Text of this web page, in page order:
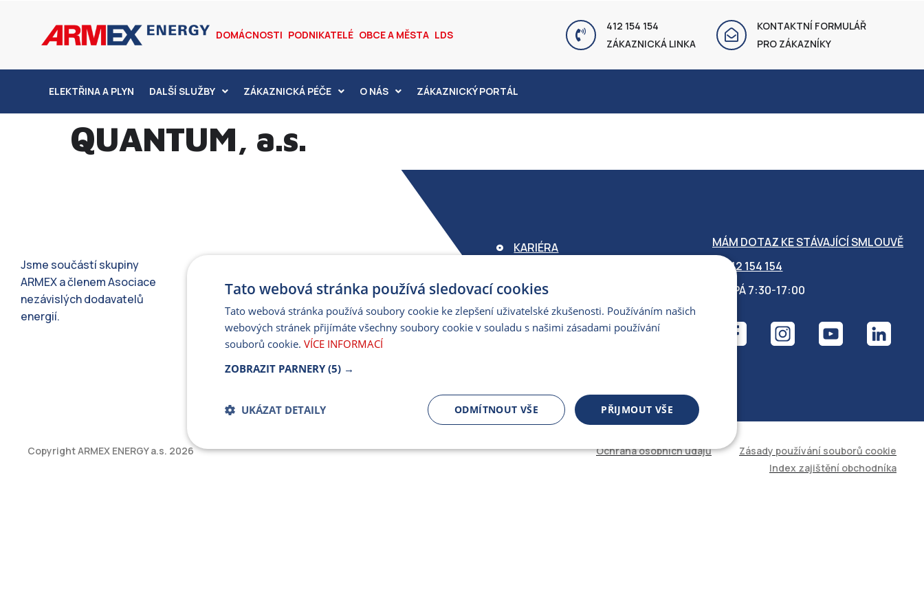
DOMÁCNOSTI PODNIKATELÉ OBCE A MĚSTA LDS
412 154 154
ZÁKAZNICKÁ LINKA
KONTAKTNÍ FORMULÁŘ
PRO ZÁKAZNÍKY
ELEKTŘINA A PLYN DALŠÍ SLUŽBY ZÁKAZNICKÁ PÉČE O NÁS ZÁKAZNICKÝ PORTÁL
QUANTUM, a.s.
Jsme součástí skupiny
ARMEX a členem Asociace
nezávislých dodavatelů
energií.
KARIÉRA
ZÁRUKA ELEKTROMOBILITY
PARTNERSKÝ PORTÁL
MÁM DOTAZ KE STÁVAJÍCÍ SMLOUVĚ
412 154 154
PO-PÁ 7:30-17:00
Copyright ARMEX ENERGY a.s. 2026 Ochrana osobních údajů
Zásady používání souborů cookie
Index zajištění obchodníka
Tato webová stránka používá sledovací cookies
Tato webová stránka používá soubory cookie ke zlepšení uživatelské zkušenosti. Používáním našich
webových stránek přijímáte všechny soubory cookie v souladu s našimi zásadami používání
souborů cookie. VÍCE INFORMACÍ
ZOBRAZIT PARNERY (5) →
PŘIJMOUT VŠE
ODMÍTNOUT VŠE
UKÁZAT DETAILY
Bezpodmínečně nutné
Výkonnostní Cílení souborů